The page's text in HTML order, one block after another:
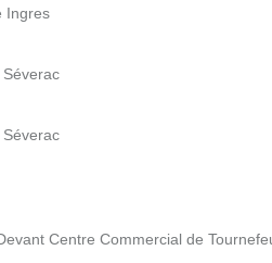
Ingres
Centre Commercial de